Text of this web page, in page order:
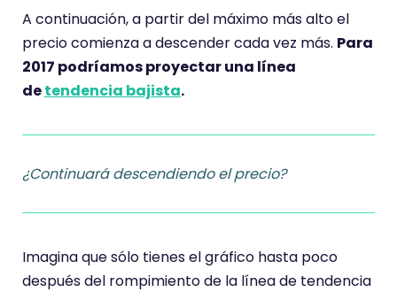
A continuación, a partir del máximo más alto el
precio comienza a descender cada vez más. Para
2017 podríamos proyectar una línea
detendencia bajista.
¿Continuará descendiendo el precio?
Imagina que sólo tienes el gráfico hasta poco
después del rompimiento de la línea de tendencia